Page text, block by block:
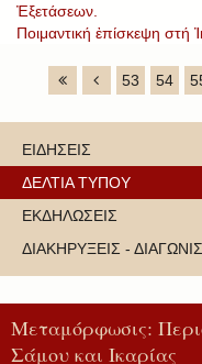
Ἐξετάσεων.
Ποιμαντική ἐπίσκεψη στή
53 54
ΕΙΔΗΣΕΙΣ
ΔΕΛΤΙΑ ΤΥΠΟΥ
ΕΚΔΗΛΩΣΕΙΣ
ΔΙΑΚΗΡΥΞΕΙΣ -
Μεταμόρφωσις:
Σάμου και Ικαρίας